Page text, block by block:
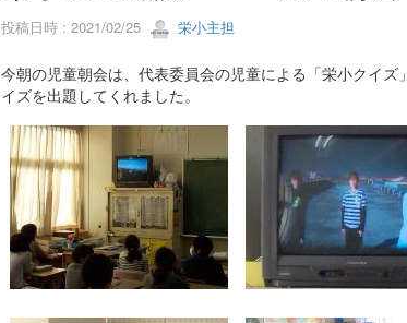
投稿日時 : 2021/02/25 栄小主担
今朝の児童朝会は、代表委員会の児童による「栄小クイ
イズを出題してくれました。